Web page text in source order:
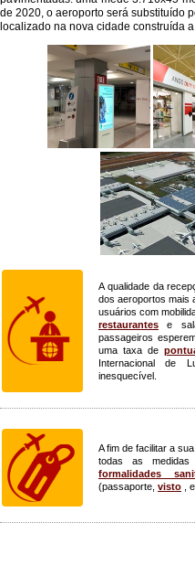
de 2020, o aeroporto será substituído
localizado na nova cidade construída
A qualidade da
dos aeroportos mais
usuários com
restaurantes e
passageiros
uma taxa de
Internacional de
inesquecível.
A fim de facilitar a
todas as
formalidades
(passaporte, visto ,